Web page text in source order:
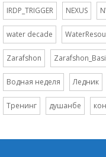
IRDP_TRIGGER NEXUS
water decade
Zarafshon
Водная неделя Ледник
Тренинг душанбе